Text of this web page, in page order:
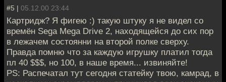
#5 | 05.12.00 23:44
Картридж? Я фигею :) такую штуку я не видел со
времён Sega Mega Drive 2, находящейся до сих пор
в лежачем состоянни на второй полке сверху.
Правда помню что за каждую игрушку платил тогда
пл 40 $$$, но 100, в наше время... извиняйте!
PS: Распечатал тут сегодня статейку твою, камрад, в